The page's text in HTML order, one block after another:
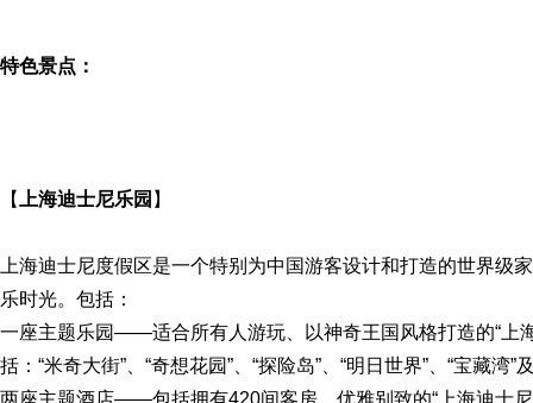
特色景点：
【 上海迪士尼乐园 】
上海迪士尼度假区是一个特别为中国游客设计和打造的世界级
乐时光。包括：
一座主题乐园——适合所有人游玩、以神奇王国风格打造的“上
括：“米奇大街”、“奇想花园”、“探险岛”、“明日世界”、“宝藏湾”
两座主题酒店——包括拥有420间客房、优雅别致的“上海迪士